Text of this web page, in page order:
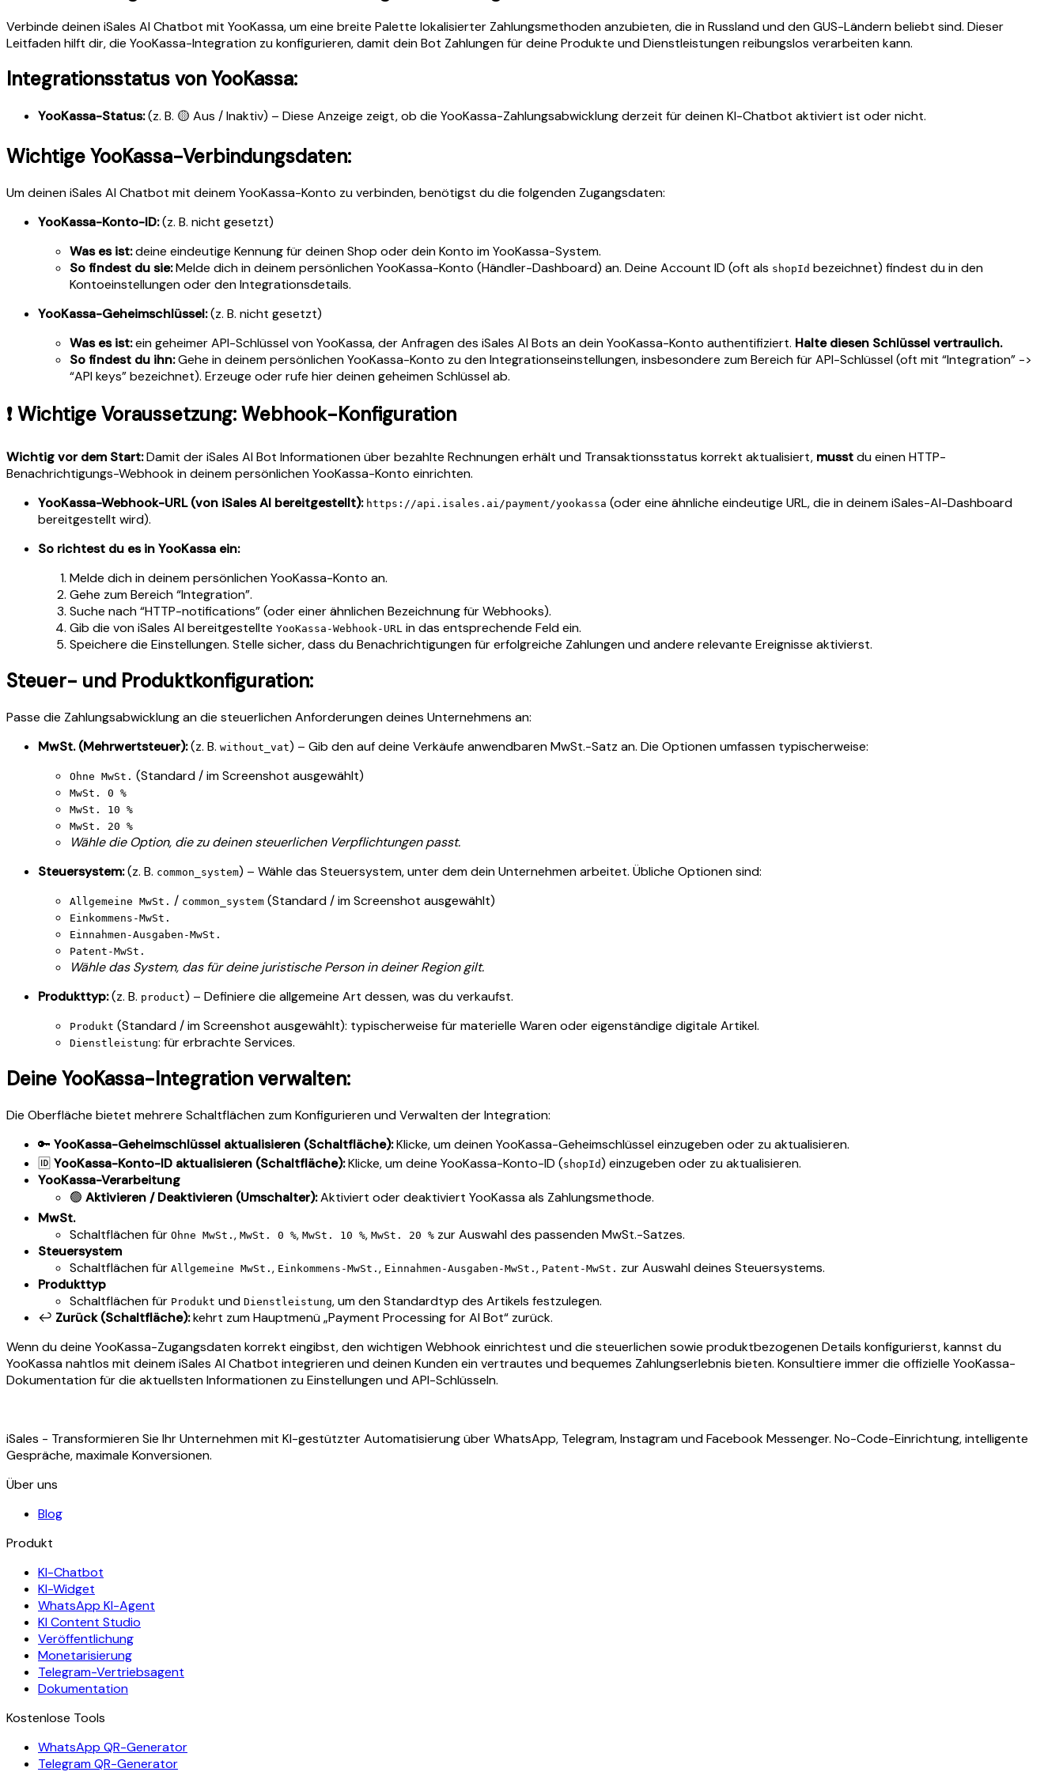
Verbinde deinen iSales AI Chatbot mit YooKassa, um eine breite Palette lokalisierter Zahlungsmethoden anzubieten, die in Russland und den GUS-Ländern beliebt sind. Dieser
Leitfaden hilft dir, die YooKassa-Integration zu konfigurieren, damit dein Bot Zahlungen für deine Produkte und Dienstleistungen reibungslos verarbeiten kann.
Integrationsstatus von YooKassa:
YooKassa-Status:(z. B. 🟡 Aus / Inaktiv) – Diese Anzeige zeigt, ob die YooKassa-Zahlungsabwicklung derzeit für deinen KI-Chatbot aktiviert ist oder nicht.
Wichtige YooKassa-Verbindungsdaten:
Um deinen iSales AI Chatbot mit deinem YooKassa-Konto zu verbinden, benötigst du die folgenden Zugangsdaten:
YooKassa-Konto-ID:(z. B. nicht gesetzt)
Was es ist:deine eindeutige Kennung für deinen Shop oder dein Konto im YooKassa-System.
So findest du sie:Melde dich in deinem persönlichen YooKassa-Konto (Händler-Dashboard) an. Deine Account ID (oft als shopId bezeichnet) findest du in den
Kontoeinstellungen oder den Integrationsdetails.
YooKassa-Geheimschlüssel:(z. B. nicht gesetzt)
Was es ist:ein geheimer API-Schlüssel von YooKassa, der Anfragen des iSales AI Bots an dein YooKassa-Konto authentifiziert. Halte diesen Schlüssel vertraulich.
So findest du ihn:Gehe in deinem persönlichen YooKassa-Konto zu den Integrationseinstellungen, insbesondere zum Bereich für API-Schlüssel (oft mit “Integration” ->
“API keys” bezeichnet). Erzeuge oder rufe hier deinen geheimen Schlüssel ab.
❗ Wichtige Voraussetzung: Webhook-Konfiguration
Wichtig vor dem Start:Damit der iSales AI Bot Informationen über bezahlte Rechnungen erhält und Transaktionsstatus korrekt aktualisiert, musstdu einen HTTP-
Benachrichtigungs-Webhook in deinem persönlichen YooKassa-Konto einrichten.
YooKassa-Webhook-URL (von iSales AI bereitgestellt): https://api.isales.ai/payment/yookassa (oder eine ähnliche eindeutige URL, die in deinem iSales-AI-Dashboard
bereitgestellt wird).
So richtest du es in YooKassa ein:
Melde dich in deinem persönlichen YooKassa-Konto an.
Gehe zum Bereich “Integration”.
Suche nach “HTTP-notifications” (oder einer ähnlichen Bezeichnung für Webhooks).
Gib die von iSales AI bereitgestellte YooKassa-Webhook-URL in das entsprechende Feld ein.
Speichere die Einstellungen. Stelle sicher, dass du Benachrichtigungen für erfolgreiche Zahlungen und andere relevante Ereignisse aktivierst.
Steuer- und Produktkonfiguration:
Passe die Zahlungsabwicklung an die steuerlichen Anforderungen deines Unternehmens an:
MwSt. (Mehrwertsteuer):(z. B. without_vat) – Gib den auf deine Verkäufe anwendbaren MwSt.-Satz an. Die Optionen umfassen typischerweise:
Ohne MwSt. (Standard / im Screenshot ausgewählt)
MwSt. 0 %
MwSt. 10 %
MwSt. 20 %
Wähle die Option, die zu deinen steuerlichen Verpflichtungen passt.
Steuersystem:(z. B. common_system) – Wähle das Steuersystem, unter dem dein Unternehmen arbeitet. Übliche Optionen sind:
Allgemeine MwSt. / common_system (Standard / im Screenshot ausgewählt)
Einkommens-MwSt.
Einnahmen-Ausgaben-MwSt.
Patent-MwSt.
Wähle das System, das für deine juristische Person in deiner Region gilt.
Produkttyp:(z. B. product) – Definiere die allgemeine Art dessen, was du verkaufst.
Produkt (Standard / im Screenshot ausgewählt): typischerweise für materielle Waren oder eigenständige digitale Artikel.
Dienstleistung: für erbrachte Services.
Deine YooKassa-Integration verwalten:
Die Oberfläche bietet mehrere Schaltflächen zum Konfigurieren und Verwalten der Integration:
🔑 YooKassa-Geheimschlüssel aktualisieren (Schaltfläche):Klicke, um deinen YooKassa-Geheimschlüssel einzugeben oder zu aktualisieren.
🆔YooKassa-Konto-ID aktualisieren (Schaltfläche):Klicke, um deine YooKassa-Konto-ID (shopId) einzugeben oder zu aktualisieren.
YooKassa-Verarbeitung
🟢 Aktivieren / Deaktivieren (Umschalter):Aktiviert oder deaktiviert YooKassa als Zahlungsmethode.
MwSt.
Schaltflächen für Ohne MwSt. , MwSt. 0 %, MwSt. 10 %, MwSt. 20 % zur Auswahl des passenden MwSt.-Satzes.
Steuersystem
Schaltflächen für Allgemeine MwSt. , Einkommens-MwSt. , Einnahmen-Ausgaben-MwSt. , Patent-MwSt. zur Auswahl deines Steuersystems.
Produkttyp
Schaltflächen für Produkt und Dienstleistung, um den Standardtyp des Artikels festzulegen.
↩️ Zurück (Schaltfläche):kehrt zum Hauptmenü „Payment Processing for AI Bot“ zurück.
Wenn du deine YooKassa-Zugangsdaten korrekt eingibst, den wichtigen Webhook einrichtest und die steuerlichen sowie produktbezogenen Details konfigurierst, kannst du
YooKassa nahtlos mit deinem iSales AI Chatbot integrieren und deinen Kunden ein vertrautes und bequemes Zahlungserlebnis bieten. Konsultiere immer die offizielle YooKassa-
Dokumentation für die aktuellsten Informationen zu Einstellungen und API-Schlüsseln.
iSales - Transformieren Sie Ihr Unternehmen mit KI-gestützter Automatisierung über WhatsApp, Telegram, Instagram und Facebook Messenger. No-Code-Einrichtung, intelligente
Gespräche, maximale Konversionen.
Über uns
Blog
Produkt
KI-Chatbot
KI-Widget
WhatsApp KI-Agent
KI Content Studio
Veröffentlichung
Monetarisierung
Telegram-Vertriebsagent
Dokumentation
Kostenlose Tools
WhatsApp QR-Generator
Telegram QR-Generator